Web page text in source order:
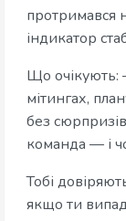
протримався
індикатор
Що очікують:
мітингах,
без
команда — і
Тобі
якщо ти